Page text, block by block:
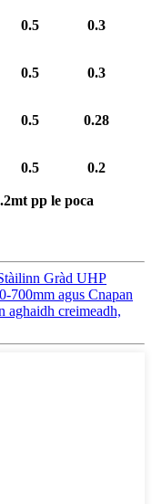
0.5 0.3
0.5 0.3
0.5 0.28
0.5 0.2
pp le poca
Gràd UHP
700mm agus Cnapan
aghaidh creimeadh,